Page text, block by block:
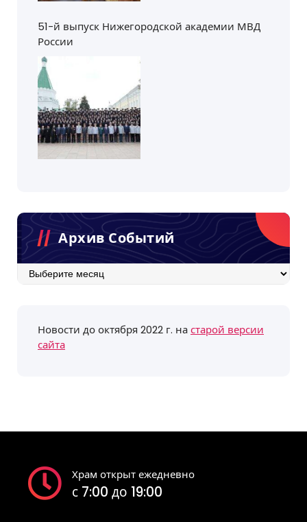
51-й выпуск Нижегородской академии МВД
России
Архив Событий
Архив
Новости до октября 2022 г. настарой версии
сайта
Храм открыт ежедневно
с 7:00 до 19:00